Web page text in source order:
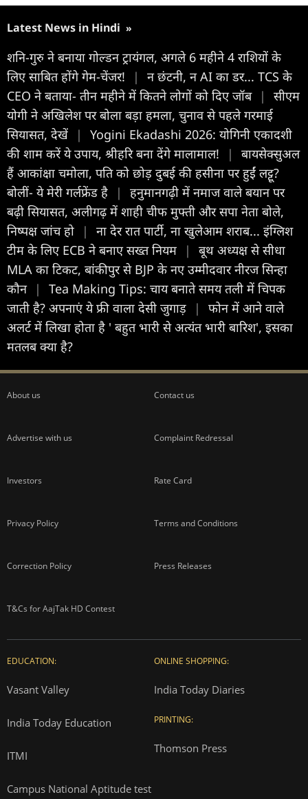
Latest News in Hindi »
शनि-गुरु ने बनाया गोल्डन ट्रायंगल, अगले 6 महीने 4 राशियों के
लिए साबित होंगे गेम-चेंजर!
|
न छंटनी, न AI का डर... TCS के
CEO ने बताया- तीन महीने में कितने लोगों को दिए जॉब |
सीएम
योगी ने अखिलेश पर बोला बड़ा हमला, चुनाव से पहले गरमाई
सियासत, देखें
|
Yogini Ekadashi 2026: योगिनी एकादशी
की शाम करें ये उपाय, श्रीहरि बना देंगे मालामाल!
|
बायसेक्सुअल
हैं आकांक्षा चमोला, पति को छोड़ दुबई की हसीना पर हुईं लट्टू?
बोलीं- ये मेरी गर्लफ्रेंड है
|
हनुमानगढ़ी में नमाज वाले बयान पर
बढ़ी सियासत, अलीगढ़ में शाही चीफ मुफ्ती और सपा नेता बोले,
निष्पक्ष जांच हो
|
ना देर रात पार्टी, ना खुलेआम शराब... इंग्लिश
टीम के लिए ECB ने बनाए सख्त नियम
|
बूथ अध्यक्ष से सीधा
MLA का टिकट, बांकीपुर से BJP के नए उम्मीदवार नीरज सिन्हा
कौन |
Tea Making Tips: चाय बनाते समय तली में चिपक
जाती है? अपनाएं ये फ्री वाला देसी जुगाड़
|
फोन में आने वाले
अलर्ट में लिखा होता है ' बहुत भारी से अत्यंत भारी बारिश', इसका
मतलब क्या है?
About us Contact us
Advertise with us Complaint Redressal
Investors Rate Card
Privacy Policy Terms and Conditions
Correction Policy Press Releases
T&Cs for AajTak HD Contest
EDUCATION:
Vasant Valley
India Today Education
ITMI
Campus National Aptitude test
ONLINE SHOPPING:
India Today Diaries
PRINTING:
Thomson Press